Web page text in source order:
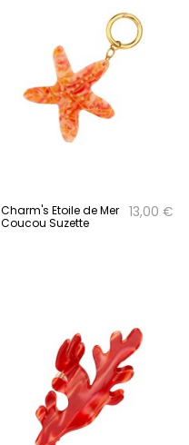
Charm's Etoile de Mer
Coucou Suzette
13,00 €